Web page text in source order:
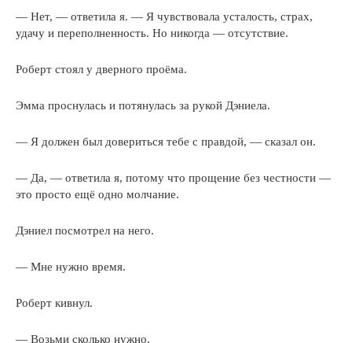
— Нет, — ответила я. — Я чувствовала усталость, страх,
удачу и переполненность. Но никогда — отсутствие.
Роберт стоял у дверного проёма.
Эмма проснулась и потянулась за рукой Дэниела.
— Я должен был довериться тебе с правдой, — сказал он.
— Да, — ответила я, потому что прощение без честности —
это просто ещё одно молчание.
Дэниел посмотрел на него.
— Мне нужно время.
Роберт кивнул.
— Возьми сколько нужно.